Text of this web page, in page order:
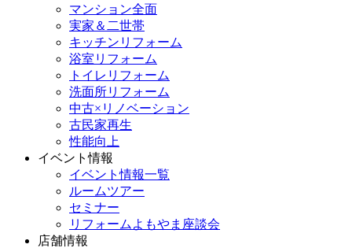
マンション全面
実家＆二世帯
キッチンリフォーム
浴室リフォーム
トイレリフォーム
洗面所リフォーム
中古×リノベーション
古民家再生
性能向上
イベント情報
イベント情報一覧
ルームツアー
セミナー
リフォームよもやま座談会
店舗情報